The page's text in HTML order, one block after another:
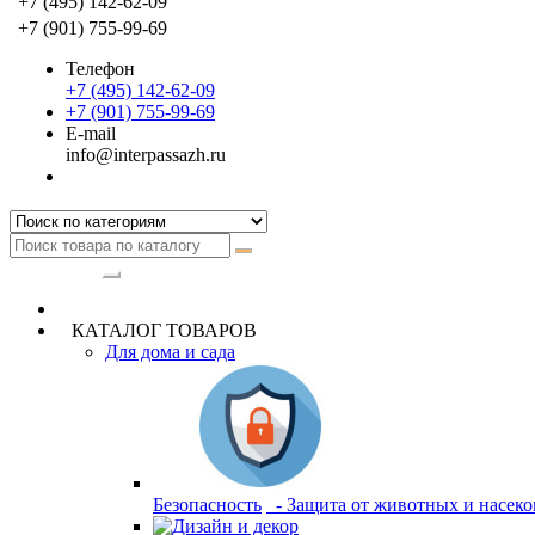
+7 (901) 755-99-69
Телефон
+7 (495) 142-62-09
+7 (901) 755-99-69
E-mail
info@interpassazh.ru
КАТАЛОГ ТОВАРОВ
Для дома и сада
Безопасность - Защита от животных и